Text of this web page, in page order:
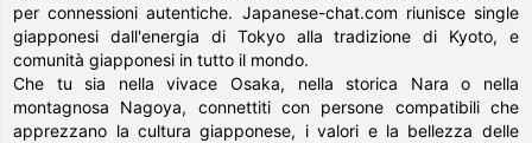
per connessioni autentiche. Japanese-chat.com riunisce single
giapponesi dall'energia di Tokyo alla tradizione di Kyoto, e
comunità giapponesi in tutto il mondo.
Che tu sia nella vivace Osaka, nella storica Nara o nella
montagnosa Nagoya, connettiti con persone compatibili che
apprezzano la cultura giapponese, i valori e la bellezza delle